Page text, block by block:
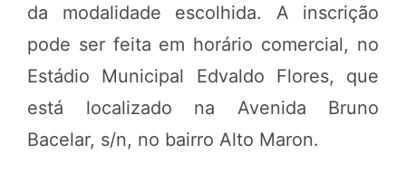
da modalidade escolhida. A inscrição
pode ser feita em horário comercial, no
Estádio Municipal Edvaldo Flores, que
está localizado na Avenida Bruno
Bacelar, s/n, no bairro Alto Maron.